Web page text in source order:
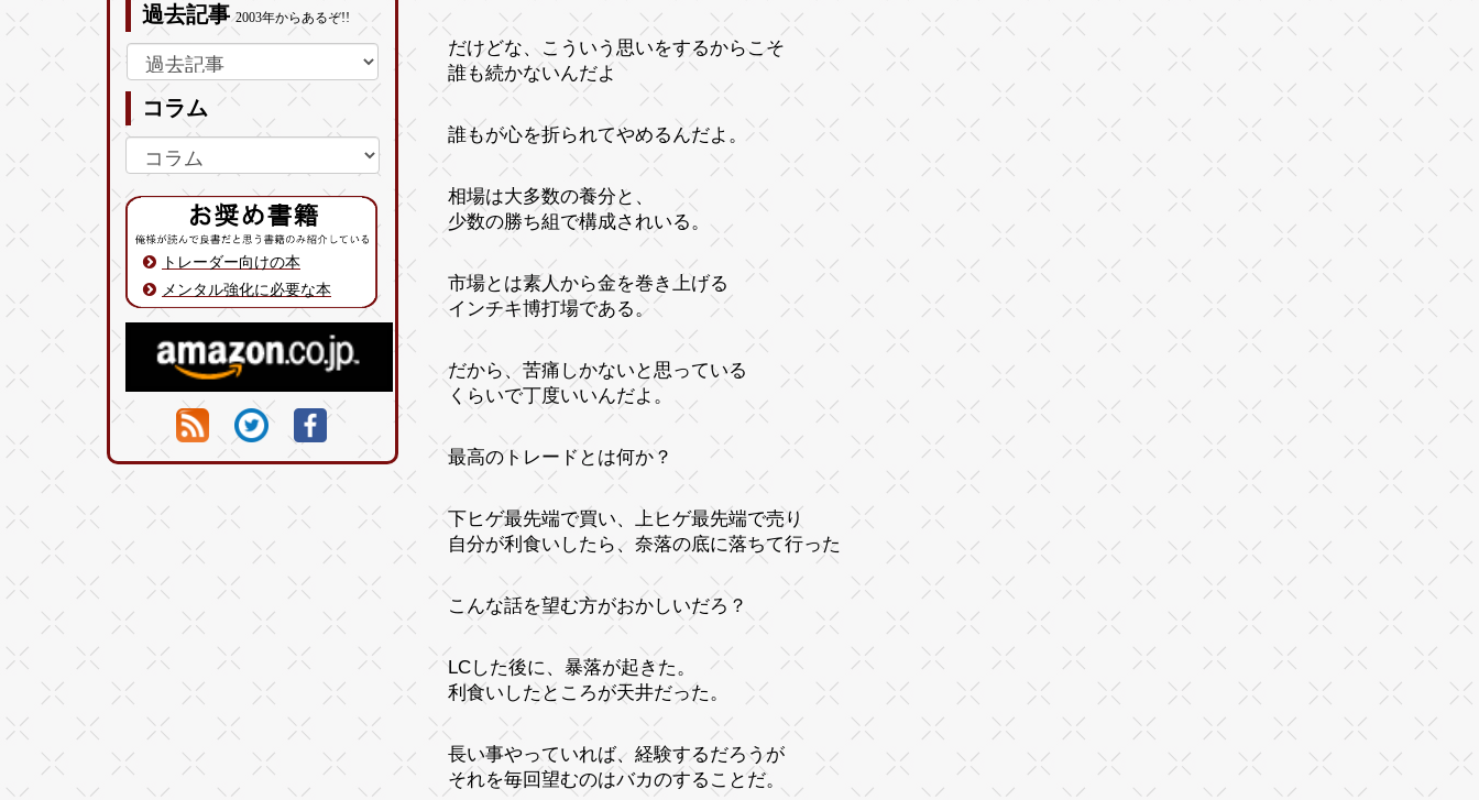
過去記事2003年からあるぞ!!
コラム
トレーダー向けの本
メンタル強化に必要な本
だけどな、こういう思いをするからこそ
誰も続かないんだよ
誰もが心を折られてやめるんだよ。
相場は大多数の養分と、
少数の勝ち組で構成されいる。
市場とは素人から金を巻き上げる
インチキ博打場である。
だから、苦痛しかないと思っている
くらいで丁度いいんだよ。
最高のトレードとは何か？
下ヒゲ最先端で買い、上ヒゲ最先端で売り
自分が利食いしたら、奈落の底に落ちて行った
こんな話を望む方がおかしいだろ？
LCした後に、暴落が起きた。
利食いしたところが天井だった。
長い事やっていれば、経験するだろうが
それを毎回望むのはバカのすることだ。